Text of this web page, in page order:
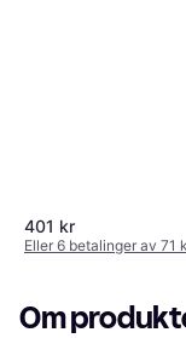
401 kr
Eller 6 betalinger av 71
Om